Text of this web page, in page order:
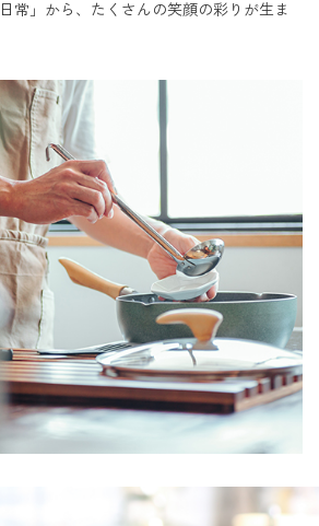
常」から、たくさんの笑顔の彩りが生ま